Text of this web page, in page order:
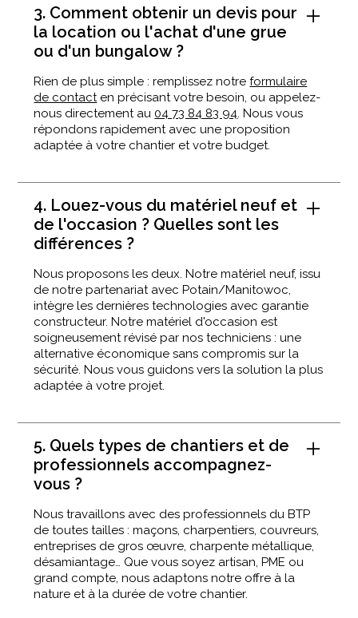
3. Comment obtenir un devis pour
la location ou l'achat d'une grue
ou d'un bungalow ?
Rien de plus simple : remplissez notreformulaire
de contact en précisant votre besoin, ou appelez-
nous directement au 04 73 84 83 94 . Nous vous
répondons rapidement avec une proposition
adaptée à votre chantier et votre budget.
4. Louez-vous du matériel neuf et
de l'occasion ? Quelles sont les
différences ?
Nous proposons les deux. Notre matériel neuf, issu
de notre partenariat avec Potain/Manitowoc,
intègre les dernières technologies avec garantie
constructeur. Notre matériel d'occasion est
soigneusement révisé par nos techniciens : une
alternative économique sans compromis sur la
sécurité. Nous vous guidons vers la solution la plus
adaptée à votre projet.
5. Quels types de chantiers et de
professionnels accompagnez-
vous ?
Nous travaillons avec des professionnels du BTP
de toutes tailles : maçons, charpentiers, couvreurs,
entreprises de gros œuvre, charpente métallique,
désamiantage… Que vous soyez artisan, PME ou
grand compte, nous adaptons notre offre à la
nature et à la durée de votre chantier.